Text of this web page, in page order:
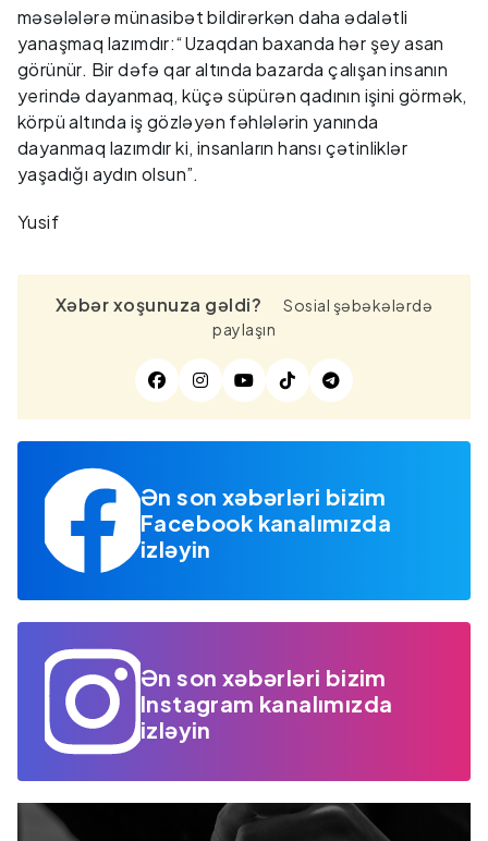
məsələlərə münasibət bildirərkən daha ədalətli
yanaşmaq lazımdır:“Uzaqdan baxanda hər şey asan
görünür. Bir dəfə qar altında bazarda çalışan insanın
yerində dayanmaq, küçə süpürən qadının işini görmək,
körpü altında iş gözləyən fəhlələrin yanında
dayanmaq lazımdır ki, insanların hansı çətinliklər
yaşadığı aydın olsun”.
Yusif
Xəbər xoşunuza gəldi?
Sosial şəbəkələrdə
paylaşın
Ən son xəbərləri bizim
Facebook kanalımızda
izləyin
Ən son xəbərləri bizim
Instagram kanalımızda
izləyin